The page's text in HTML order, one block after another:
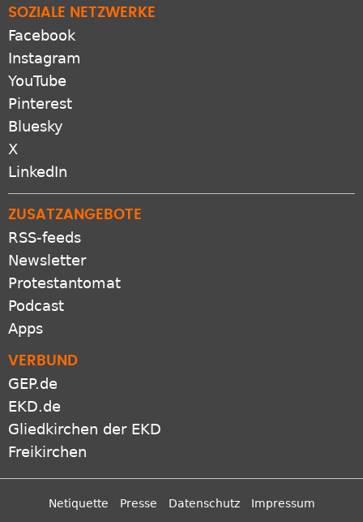
SOZIALE NETZWERKE
Facebook
Instagram
YouTube
Pinterest
Bluesky
X
LinkedIn
ZUSATZANGEBOTE
RSS-feeds
Newsletter
Protestantomat
Podcast
Apps
VERBUND
GEP.de
EKD.de
Gliedkirchen der EKD
Freikirchen
Netiquette Presse Datenschutz Impressum